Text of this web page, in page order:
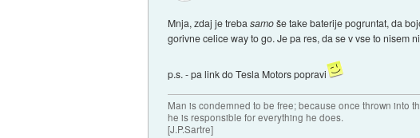
Mnja, zdaj je trebasamoše take baterije pogruntat, da
gorivne celice way to go. Je pa res, da se v vse to nisem
p.s. - pa link do Tesla Motors popravi
Man is condemned to be free; because once thrown into
he is responsible for everything he does.
[J.P.Sartre]